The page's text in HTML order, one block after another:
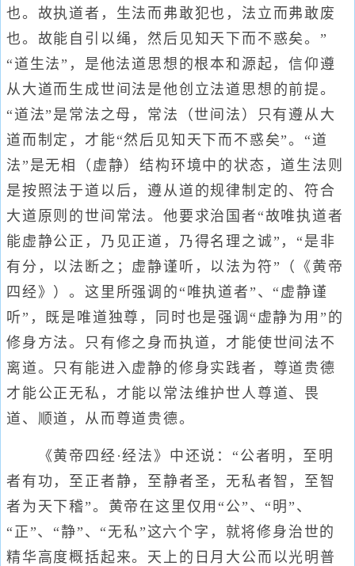
也。故执道者，生法而弗敢犯也，法立而弗敢废
也。故能自引以绳，然后见知天下而不惑矣。”
“道生法”，是他法道思想的根本和源起，信仰遵
从大道而生成世间法是他创立法道思想的前提。
“道法”是常法之母，常法（世间法）只有遵从大
道而制定，才能“然后见知天下而不惑矣”。“道
法”是无相（虚静）结构环境中的状态，道生法则
是按照法于道以后，遵从道的规律制定的、符合
大道原则的世间常法。他要求治国者“故唯执道者
能虚静公正，乃见正道，乃得名理之诚”，“是非
有分，以法断之；虚静谨听，以法为符”（《黄帝
四经》）。这里所强调的“唯执道者”、“虚静谨
听”，既是唯道独尊，同时也是强调“虚静为用”的
修身方法。只有修之身而执道，才能使世间法不
离道。只有能进入虚静的修身实践者，尊道贵德
才能公正无私，才能以常法维护世人尊道、畏
道、顺道，从而尊道贵德。
《黄帝四经·经法》中还说：“公者明，至明
者有功，至正者静，至静者圣，无私者智，至智
者为天下稽”。黄帝在这里仅用“公”、“明”、
“正”、“静”、“无私”这六个字，就将修身治世的
精华高度概括起来。天上的日月大公而以光明普